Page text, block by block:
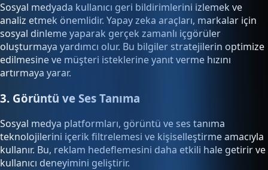
Sosyal medyada kullanıcı geri bildirimlerini izlemek ve
analiz etmek önemlidir. Yapay zeka araçları, markalar için
sosyal dinleme yaparak gerçek zamanlı içgörüler
oluşturmaya yardımcı olur. Bu bilgiler stratejilerin optimize
edilmesine ve müşteri isteklerine yanıt verme hızını
artırmaya yarar.
3. Görüntü ve Ses Tanıma
Sosyal medya platformları, görüntü ve ses tanıma
teknolojilerini içerik filtrelemesi ve kişiselleştirme amacıyla
kullanır. Bu, reklam hedeflemesini daha etkili hale getirir ve
kullanıcı deneyimini geliştirir.